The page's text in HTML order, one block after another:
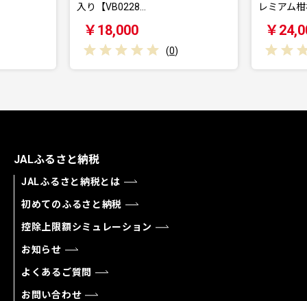
入り【VB0228…
￥18,000
(0)
レミアム
￥
JALふるさと納税
JALふるさと納税とは
初めてのふるさと納税
控除上限額シミュレーション
お知らせ
よくあるご質問
お問い合わせ